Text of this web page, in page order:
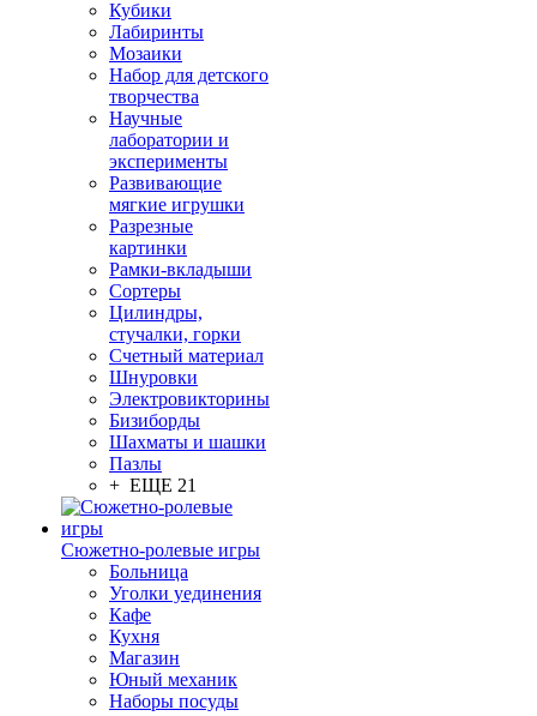
Кубики
Лабиринты
Мозаики
Набор для детского
творчества
Научные
лаборатории и
эксперименты
Развивающие
мягкие игрушки
Разрезные
картинки
Рамки-вкладыши
Сортеры
Цилиндры,
стучалки, горки
Счетный материал
Шнуровки
Электровикторины
Бизиборды
Шахматы и шашки
Пазлы
+ ЕЩЕ 21
Сюжетно-ролевые игры
Больница
Уголки уединения
Кафе
Кухня
Магазин
Юный механик
Наборы посуды